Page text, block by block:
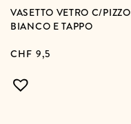
VASETTO VETRO C/PIZZO
BIANCO E TAPPO
CHF 9,5